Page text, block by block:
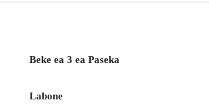
Beke ea 3 ea Paseka
Labone